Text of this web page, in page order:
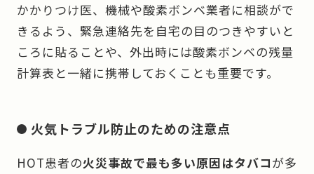
かかりつけ医、機械や酸素ボンベ業者に相談がで
きるよう、緊急連絡先を自宅の目のつきやすいと
ころに貼ることや、外出時には酸素ボンベの残量
計算表と一緒に携帯しておくことも重要です。
火気トラブル防止のための注意点
HOT患者の火災事故で最も多い原因はタバコが多